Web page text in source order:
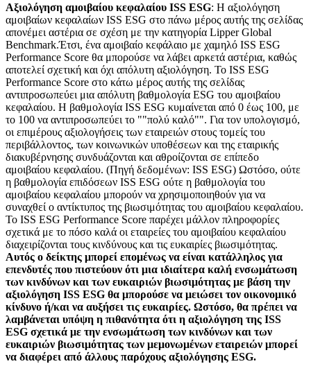
Αξιολόγηση αμοιβαίου κεφαλαίου ISS ESG: Η αξιολόγηση
αμοιβαίων κεφαλαίων ISS ESG στο πάνω μέρος αυτής της σελίδας
απονέμει αστέρια σε σχέση με την κατηγορία Lipper Global
Benchmark.Έτσι, ένα αμοιβαίο κεφάλαιο με χαμηλό ISS ESG
Performance Score θα μπορούσε να λάβει αρκετά αστέρια, καθώς
αποτελεί σχετική και όχι απόλυτη αξιολόγηση. Το ISS ESG
Performance Score στο κάτω μέρος αυτής της σελίδας
αντιπροσωπεύει μια απόλυτη βαθμολογία ESG του αμοιβαίου
κεφαλαίου. Η βαθμολογία ISS ESG κυμαίνεται από 0 έως 100, με
το 100 να αντιπροσωπεύει το ""πολύ καλό"". Για τον υπολογισμό,
οι επιμέρους αξιολογήσεις των εταιρειών στους τομείς του
περιβάλλοντος, των κοινωνικών υποθέσεων και της εταιρικής
διακυβέρνησης συνδυάζονται και αθροίζονται σε επίπεδο
αμοιβαίου κεφαλαίου. (Πηγή δεδομένων: ISS ESG) Ωστόσο, ούτε
η βαθμολογία επιδόσεων ISS ESG ούτε η βαθμολογία του
αμοιβαίου κεφαλαίου μπορούν να χρησιμοποιηθούν για να
συναχθεί ο αντίκτυπος της βιωσιμότητας του αμοιβαίου κεφαλαίου.
Το ISS ESG Performance Score παρέχει μάλλον πληροφορίες
σχετικά με το πόσο καλά οι εταιρείες του αμοιβαίου κεφαλαίου
διαχειρίζονται τους κινδύνους και τις ευκαιρίες βιωσιμότητας.
Αυτός ο δείκτης μπορεί επομένως να είναι κατάλληλος για
επενδυτές που πιστεύουν ότι μια ιδιαίτερα καλή ενσωμάτωση
των κινδύνων και των ευκαιριών βιωσιμότητας με βάση την
αξιολόγηση ISS ESG θα μπορούσε να μειώσει τον οικονομικό
κίνδυνο ή/και να αυξήσει τις ευκαιρίες. Ωστόσο, θα πρέπει να
λαμβάνεται υπόψη η πιθανότητα ότι η αξιολόγηση της ISS
ESG σχετικά με την ενσωμάτωση των κινδύνων και των
ευκαιριών βιωσιμότητας των μεμονωμένων εταιρειών μπορεί
να διαφέρει από άλλους παρόχους αξιολόγησης ESG.